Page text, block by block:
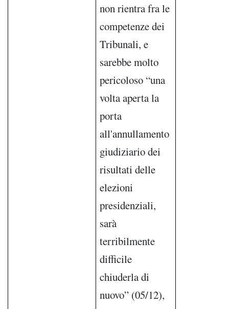
non rientra fra le
competenze dei
Tribunali, e
sarebbe molto
pericoloso “una
volta aperta la
porta
all'annullamento
giudiziario dei
risultati delle
elezioni
presidenziali,
sarà
terribilmente
difficile
chiuderla di
nuovo” (05/12),